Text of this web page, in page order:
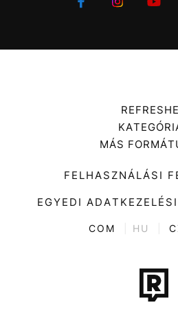
Zene
Divat
Kultúra
ENTR
Tech-
Sport
MÁS
FELHASZNÁLÁSI
EGYEDI
COM HU